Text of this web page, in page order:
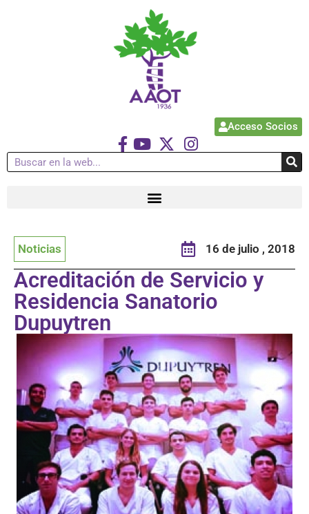
Acceso Socios
Noticias 16 de julio , 2018
Acreditación de Servicio y
Residencia Sanatorio
Dupuytren